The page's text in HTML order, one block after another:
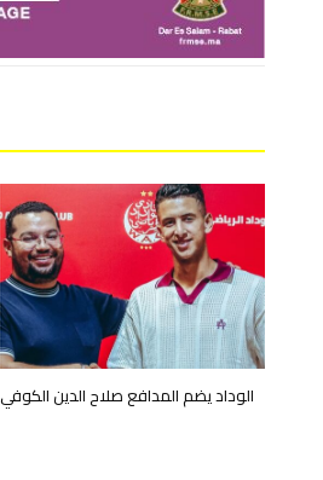
الوداد يضم المدافع صلاح الدين الكوفي